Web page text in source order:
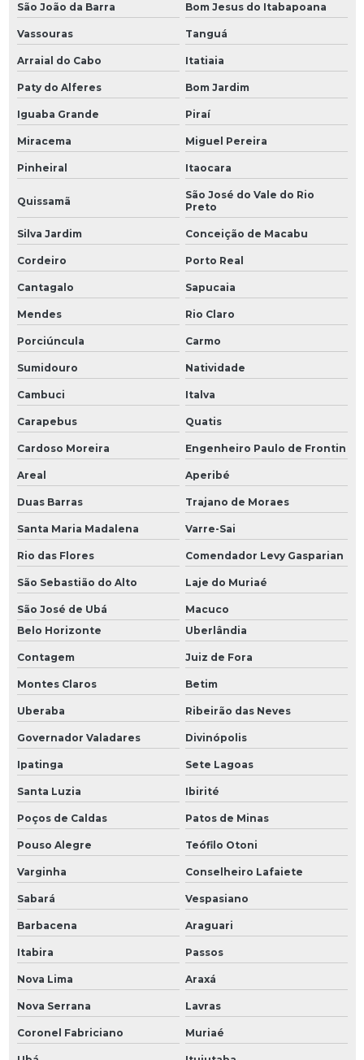
São João da Barra Bom Jesus do Itabapoana
Vassouras Tanguá
Arraial do Cabo Itatiaia
Paty do Alferes Bom Jardim
Iguaba Grande Piraí
Miracema Miguel Pereira
Pinheiral Itaocara
Quissamã
São José do Vale do Rio
Preto
Silva Jardim Conceição de Macabu
Cordeiro Porto Real
Cantagalo Sapucaia
Mendes Rio Claro
Porciúncula Carmo
Sumidouro Natividade
Cambuci Italva
Carapebus Quatis
Cardoso Moreira Engenheiro Paulo de Frontin
Areal Aperibé
Duas Barras Trajano de Moraes
Santa Maria Madalena Varre-Sai
Rio das Flores Comendador Levy Gasparian
São Sebastião do Alto Laje do Muriaé
São José de Ubá
Macuco
Belo Horizonte
Uberlândia
Contagem Juiz de Fora
Montes Claros Betim
Uberaba Ribeirão das Neves
Governador Valadares Divinópolis
Ipatinga Sete Lagoas
Santa Luzia Ibirité
Poços de Caldas Patos de Minas
Pouso Alegre Teófilo Otoni
Varginha Conselheiro Lafaiete
Sabará Vespasiano
Barbacena Araguari
Itabira Passos
Nova Lima Araxá
Nova Serrana Lavras
Coronel Fabriciano Muriaé